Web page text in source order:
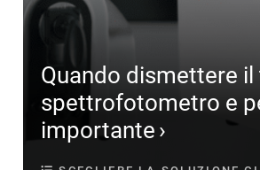
Quando dismettere il
spettrofotometro e
importante